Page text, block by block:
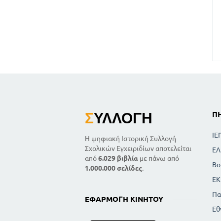
ΣΥΛΛΟΓΉ
Η ψηφιακή Ιστορική Συλλογή
Σχολικών Εγχειριδίων αποτελείται
από6.029 βιβλία με πάνω από
1.000.000 σελίδες.
ΕΦΑΡΜΟΓΉ ΚΙΝΗΤΟΎ